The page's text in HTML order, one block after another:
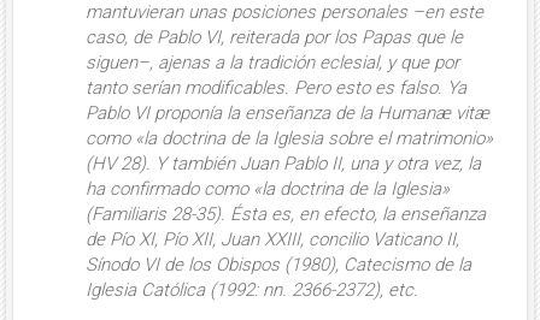
mantuvieran unas posiciones personales–en este
caso, de Pablo VI, reiterada por los Papas que le
siguen–, ajenas a la tradición eclesial, y que por
tanto serían modificables. Pero esto es falso. Ya
Pablo VI proponía la ense­ñanza de la Humanæ vitæ
como «la doc­trina de la Iglesia sobre el matrimonio»
(HV28). Y también Juan Pablo II, una y otra vez, la
ha confirmado como «la doctrina de la Iglesia»
(Familiaris28-35). Ésta es, en efecto, la enseñanza
de Pío XI, Pío XII, Juan XXIII, concilio Vaticano II,
Sínodo VI de los Obispos (1980), Catecismo de la
Iglesia Católica (1992: nn. 2366-2372), etc.